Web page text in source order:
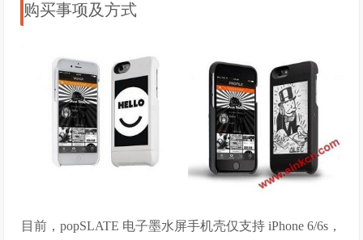
购买事项及方式
目前，popSLATE 电子墨水屏手机壳仅支持 iPhone 6/6s，